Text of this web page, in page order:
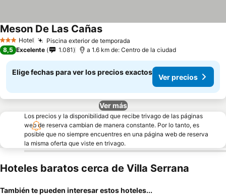
3 Estrellas
Hotel Piscina exterior de temporada
Meson De Las Cañas
8,5 Excelente 1.081 a 1.6 km de: Centro de la ciudad
Elige fechas para ver los precios exactos
Ver precios
Ver más
Los precios y la disponibilidad que recibe trivago de las páginas
web de reserva cambian de manera constante. Por lo tanto, es
posible que no siempre encuentres en una página web de reserva
la misma oferta que viste en trivago.
Hoteles baratos cerca de Villa Serrana
También te pueden interesar estos hoteles...